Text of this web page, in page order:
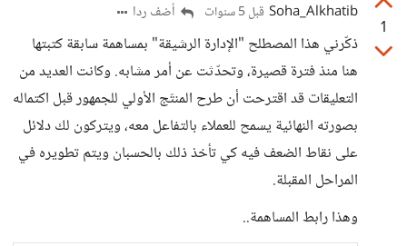
1
Soha_Alkhatib قبل 5 سنوات أضف ردا
ذكّرني هذا المصطلح "الإدارة الرشيقة" بمساهمة سابقة كتبتها
هنا منذ فترة قصيرة، وتحدّثت عن أمر مشابه. وكانت العديد من
التعليقات قد اقترحت أن طرح المنتَج الأولي للجمهور قبل اكتماله
بصورته النهائية يسمح للعملاء بالتفاعل معه، ويتركون لك دلائل
على نقاط الضعف فيه كي تأخذ ذلك بالحسبان ويتم تطويره في
المراحل المقبلة.
وهذا رابط المساهمة..